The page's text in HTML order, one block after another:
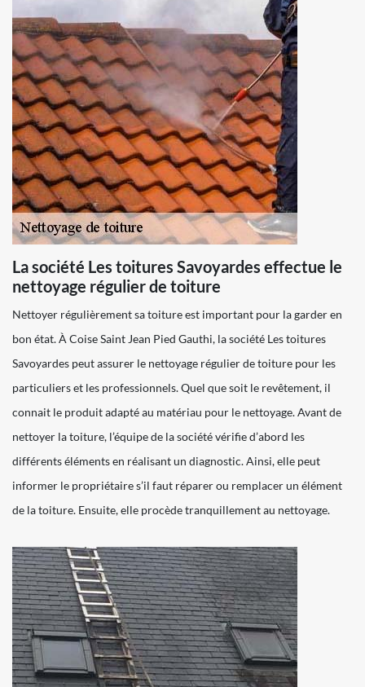
La société Les toitures Savoyardes effectue le
nettoyage régulier de toiture
Nettoyer régulièrement sa toiture est important pour la garder en
bon état. À Coise Saint Jean Pied Gauthi, la société Les toitures
Savoyardes peut assurer le nettoyage régulier de toiture pour les
particuliers et les professionnels. Quel que soit le revêtement, il
connait le produit adapté au matériau pour le nettoyage. Avant de
nettoyer la toiture, l’équipe de la société vérifie d’abord les
différents éléments en réalisant un diagnostic. Ainsi, elle peut
informer le propriétaire s’il faut réparer ou remplacer un élément
de la toiture. Ensuite, elle procède tranquillement au nettoyage.